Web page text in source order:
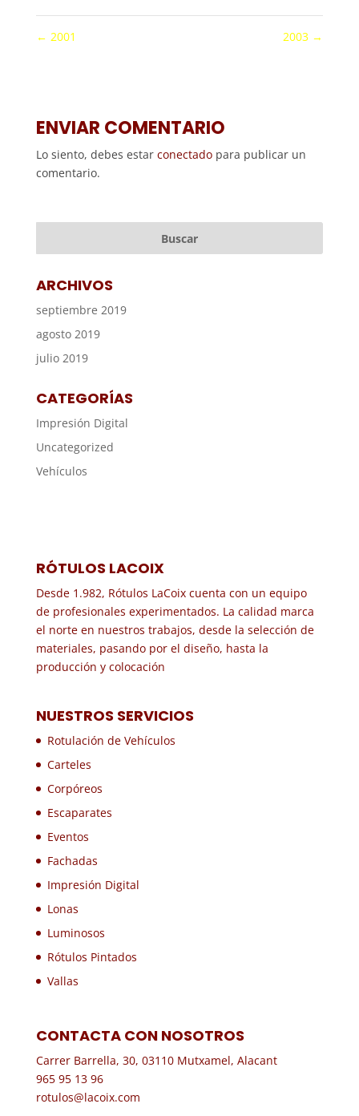
← 2001 2003 →
ENVIAR COMENTARIO
Lo siento, debes estar conectadopara publicar un
comentario.
ARCHIVOS
septiembre 2019
agosto 2019
julio 2019
CATEGORÍAS
Impresión Digital
Uncategorized
Vehículos
RÓTULOS LACOIX
Desde 1.982, Rótulos LaCoix cuenta con un equipo
de profesionales experimentados. La calidad marca
el norte en nuestros trabajos, desde la selección de
materiales, pasando por el diseño, hasta la
producción y colocación
NUESTROS SERVICIOS
Rotulación de Vehículos
Carteles
Corpóreos
Escaparates
Eventos
Fachadas
Impresión Digital
Lonas
Luminosos
Rótulos Pintados
Vallas
CONTACTA CON NOSOTROS
Carrer Barrella, 30, 03110 Mutxamel, Alacant
965 95 13 96
rotulos@lacoix.com